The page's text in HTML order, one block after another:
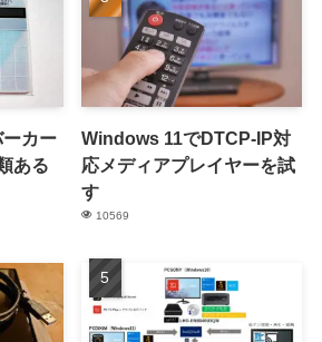
ーカー
ある
Windows 11でDTCP-IP対
応メディアプレイヤーを試
す
10569